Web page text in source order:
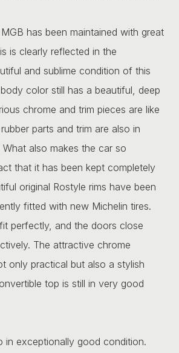
has been maintained with great
is clearly reflected in the
and sublime condition of this
color still has a beautiful, deep
chrome and trim pieces are like
parts and trim are also in
also makes the car so
that it has been kept completely
original Rostyle rims have been
fitted with new Michelin tires.
perfectly, and the doors close
The attractive chrome
only practical but also a stylish
top is still in very good
in exceptionally good condition.